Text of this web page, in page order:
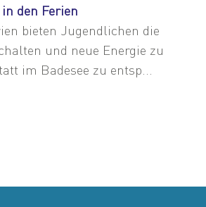
den Ferien
bieten Jugendlichen die
und neue Energie zu
im Badesee zu entsp...